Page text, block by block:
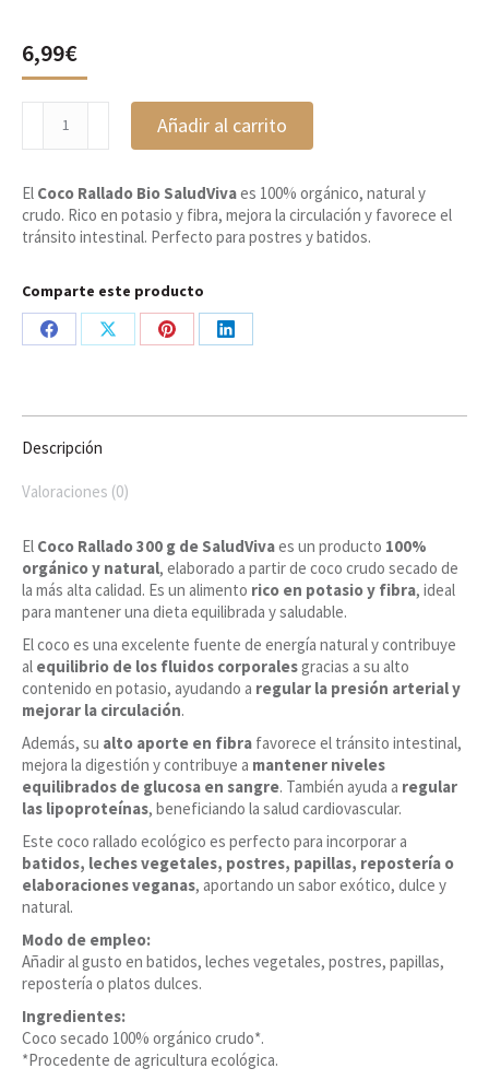
6,99€
Rallado,
SaludViva
Añadir al carrito
El Coco Rallado Bio SaludVivaes 100% orgánico, natural y
crudo. Rico en potasio y fibra, mejora la circulación y favorece el
tránsito intestinal. Perfecto para postres y batidos.
Comparte este producto
Share
Share
Share
Share
Descripción
Valoraciones (0)
El Coco Rallado 300 g de SaludVivaes un producto 100%
orgánico y natural, elaborado a partir de coco crudo secado de
la más alta calidad. Es un alimento rico en potasio y fibra, ideal
para mantener una dieta equilibrada y saludable.
El coco es una excelente fuente de energía natural y contribuye
al equilibrio de los fluidos corporalesgracias a su alto
contenido en potasio, ayudando a regular la presión arterial y
mejorar la circulación.
Además, su alto aporte en fibra favorece el tránsito intestinal,
mejora la digestión y contribuye a mantener niveles
equilibrados de glucosa en sangre. También ayuda a regular
las lipoproteínas, beneficiando la salud cardiovascular.
Este coco rallado ecológico es perfecto para incorporar a
batidos, leches vegetales, postres, papillas, repostería o
elaboraciones veganas, aportando un sabor exótico, dulce y
natural.
Modo de empleo:
Añadir al gusto en batidos, leches vegetales, postres, papillas,
repostería o platos dulces.
Ingredientes:
Coco secado 100% orgánico crudo*.
*Procedente de agricultura ecológica.